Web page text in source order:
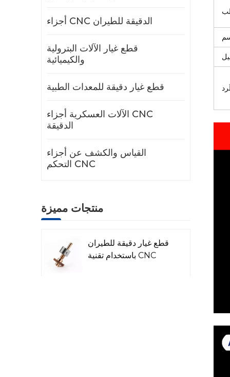
أجزاء CNC الدقيقة للطيران
قطع غيار الآلات البترولية
والكيميائية
قطع غيار دقيقة للمعدات الطبية
الآلات العسكرية أجزاء CNC
الدقيقة
القياس والكشف عن أجزاء
التحكم CNC
منتجات مميزة
قطع غيار دقيقة للطيران
باستخدام تقنية CNC